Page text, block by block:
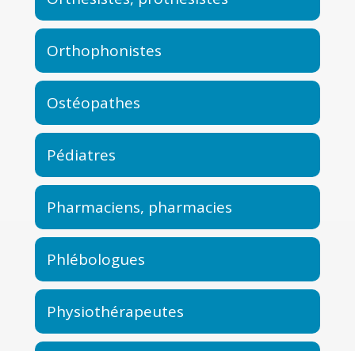
Orthophonistes
Ostéopathes
Pédiatres
Pharmaciens, pharmacies
Phlébologues
Physiothérapeutes